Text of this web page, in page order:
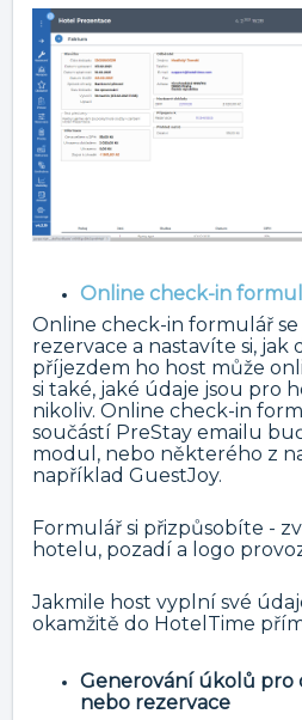
Online check-in
Online check-in formulář
rezervace a nastavíte si, jak
příjezdem ho host může
si také, jaké údaje jsou pro
nikoliv. Online check-in
součástí PreStay emailu
modul, nebo některého z
například GuestJoy.
Formulář si přizpůsobíte -
hotelu, pozadí a logo
Jakmile host vyplní své
okamžitě do HotelTime
Generování úkolů pro
nebo rezervace